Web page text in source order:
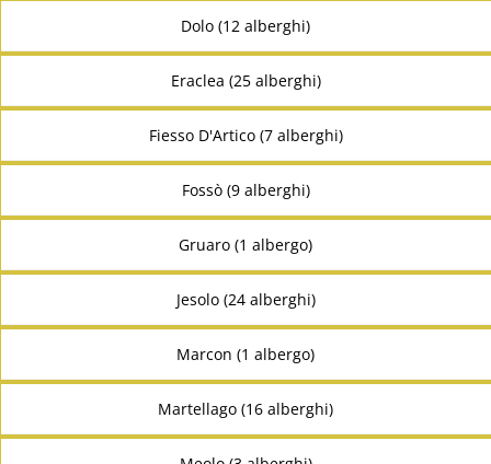
Dolo (12 alberghi)
Eraclea (25 alberghi)
Fiesso D'Artico (7 alberghi)
Fossò (9 alberghi)
Gruaro (1 albergo)
Jesolo (24 alberghi)
Marcon (1 albergo)
Martellago (16 alberghi)